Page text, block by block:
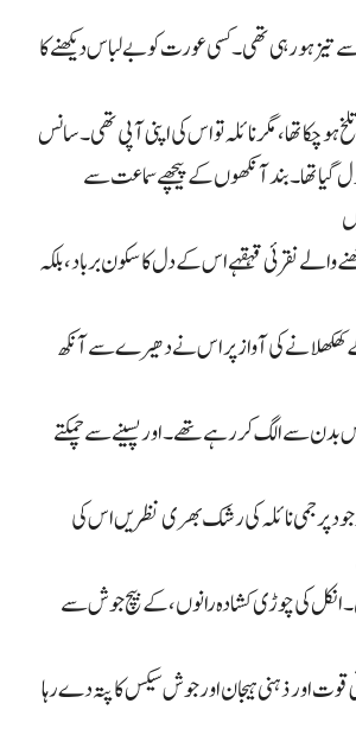
تیز ہو رہی تھی۔ کسی عورت کو بے لباس دیکھنے کا
تلخ ہو چکا تھا، مگر نائلہ تو اس کی اپنی آپی تھی۔ سانس
گیا تھا۔ بند آنکھوں کے پیچھے سماعت سے
والے نقرئی قہقہے اس کے دل کا سکون برباد، بلکہ
کی آواز پر اس نے دھیرے سے آنکھ
بدن سے الگ کر رہے تھے۔ اور پسینے سے چمکتے
پر جمی نائلہ کی رشک بھری نظریں اس کی
انکل کی چوڑی کشادہ رانوں، کے بیچ جوش سے
اور ذہنی ہیجان اور جوش سیکس کا پتہ دے رہا